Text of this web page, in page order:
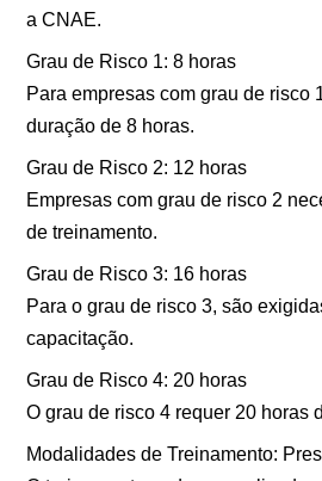
a CNAE.
Grau de Risco 1: 8 horas
Para empresas com grau de risco
duração de 8 horas.
Grau de Risco 2: 12 horas
Empresas com grau de risco 2
de treinamento.
Grau de Risco 3: 16 horas
Para o grau de risco 3, são
capacitação.
Grau de Risco 4: 20 horas
O grau de risco 4 requer 20 horas
Modalidades de Treinamento: